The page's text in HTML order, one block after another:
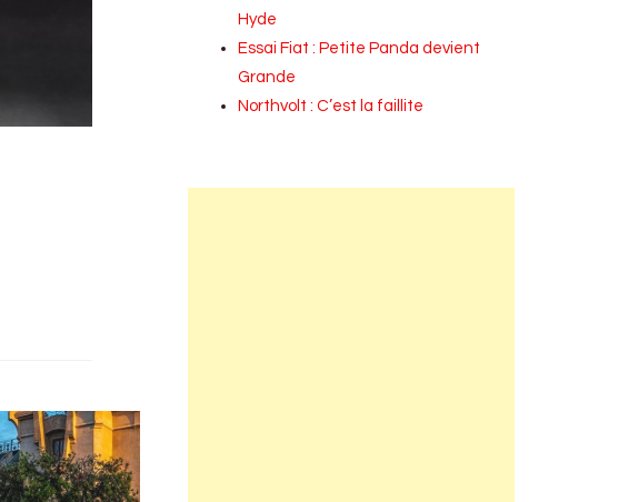
Hyde
Essai Fiat : Petite Panda devient
Grande
Northvolt : C’est la faillite